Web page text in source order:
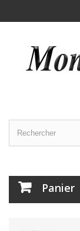
Panier